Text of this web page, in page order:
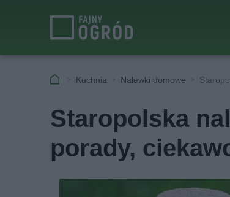
Kuchnia Nalewki domowe
Staropolska
porady,